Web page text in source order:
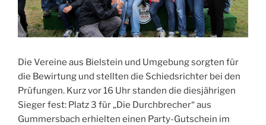
Die Vereine aus Bielstein und Umgebung sorgten für
die Bewirtung und stellten die Schiedsrichter bei den
Prüfungen. Kurz vor 16 Uhr standen die diesjährigen
Sieger fest: Platz 3 für „Die Durchbrecher“ aus
Gummersbach erhielten einen Party-Gutschein im